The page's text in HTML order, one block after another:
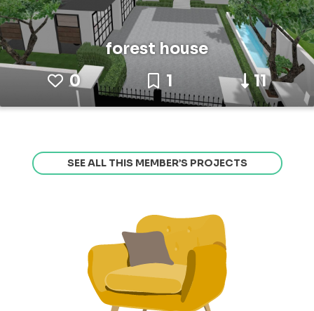
forest house
0
1 11
SEE ALL THIS MEMBER’S PROJECTS